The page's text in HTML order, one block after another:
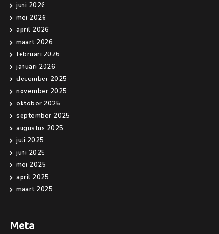
juni 2026
mei 2026
april 2026
maart 2026
februari 2026
januari 2026
december 2025
november 2025
oktober 2025
september 2025
augustus 2025
juli 2025
juni 2025
mei 2025
april 2025
maart 2025
Meta